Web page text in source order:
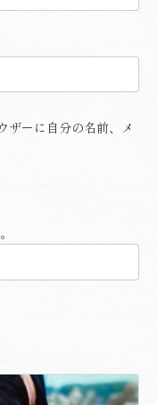
ザーに自分の名前、メ